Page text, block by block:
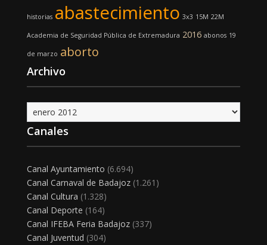
historias abastecimiento 3x3 15M 22M
Academia de Seguridad Pública de Extremadura 2016 abonos 19
de marzo aborto
Archivo
Archivo
Canales
Canal Ayuntamiento (6.694)
Canal Carnaval de Badajoz(1.261)
Canal Cultura (1.328)
Canal Deporte (164)
Canal IFEBA Feria Badajoz(337)
Canal Juventud (304)